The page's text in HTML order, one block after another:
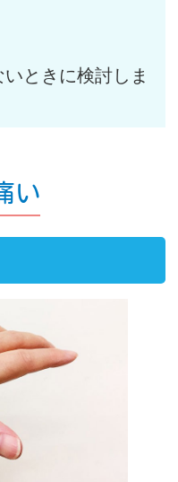
ときに検討しま
い